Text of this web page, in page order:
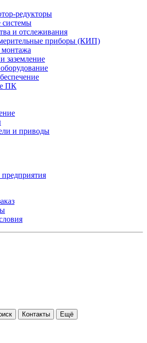
редукторы
системы
и отслеживания
приборы (КИП)
заземление
ПК
и приводы
Контакты Ещё